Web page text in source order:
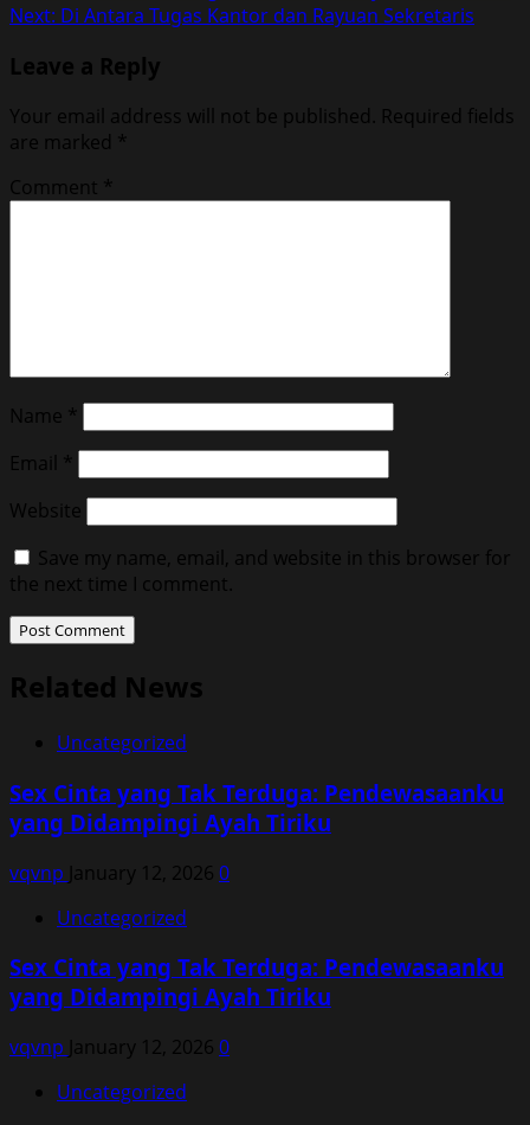
navigation
Next: Di Antara Tugas Kantor dan Rayuan Sekretaris
Leave a Reply
Your email address will not be published. Required fields
are marked *
Comment *
Name *
Email
*
Website
Save my name, email, and website in this browser for
the next time I comment.
Related News
Uncategorized
Sex Cinta yang Tak Terduga: Pendewasaanku
yang Didampingi Ayah Tiriku
vqvnp January 12, 2026 0
Uncategorized
Sex Cinta yang Tak Terduga: Pendewasaanku
yang Didampingi Ayah Tiriku
vqvnp January 12, 2026 0
Uncategorized